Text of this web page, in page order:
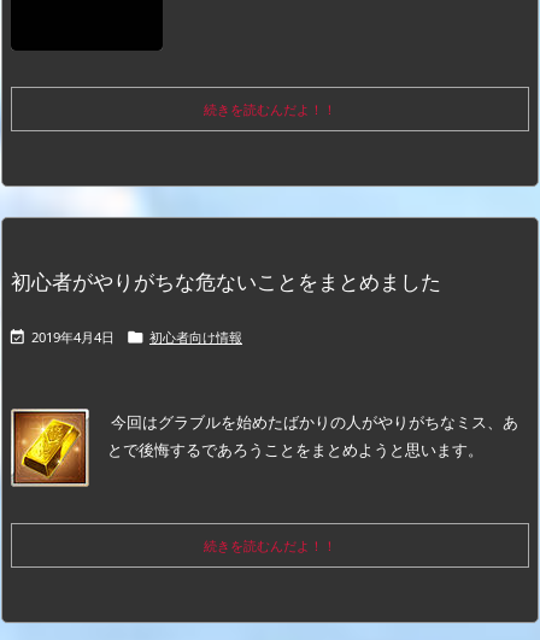
続きを読むんだよ！！
初心者がやりがちな危ないことをまとめました
 2019年4月4日  初心者向け情報
今回はグラブルを始めたばかりの人がやりがちなミス、あ
とで後悔するであろうことをまとめようと思います。
続きを読むんだよ！！